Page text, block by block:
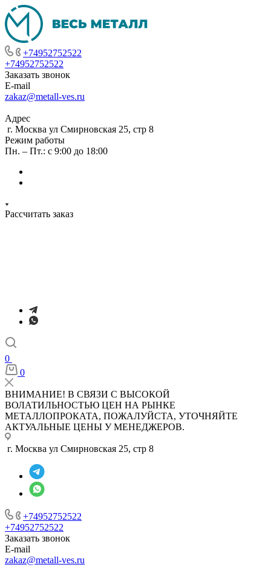
+74952752522
+74952752522
Заказать звонок
E-mail
zakaz@metall-ves.ru
Адрес
г. Москва ул Смирновская 25, стр 8
Режим работы
Пн. – Пт.: с 9:00 до 18:00
Рассчитать заказ
0
0
ВНИМАНИЕ! В СВЯЗИ С ВЫСОКОЙ
ВОЛАТИЛЬНОСТЬЮ ЦЕН НА РЫНКЕ
МЕТАЛЛОПРОКАТА, ПОЖАЛУЙСТА, УТОЧНЯЙТЕ
АКТУАЛЬНЫЕ ЦЕНЫ У МЕНЕДЖЕРОВ.
г. Москва ул Смирновская 25, стр 8
+74952752522
+74952752522
Заказать звонок
E-mail
zakaz@metall-ves.ru